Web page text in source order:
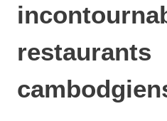
restaurants